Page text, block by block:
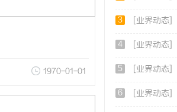
1970-01-01
3 [业界动态]
4 [业界动态]
5 [业界动态]
6 [业界动态]